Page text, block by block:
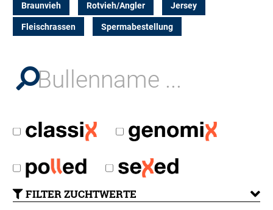
Braunvieh Rotvieh/Angler Jersey
Fleischrassen Spermabestellung
FILTER ZUCHTWERTE